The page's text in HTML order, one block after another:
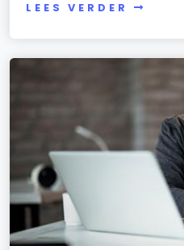
LEES VERDER